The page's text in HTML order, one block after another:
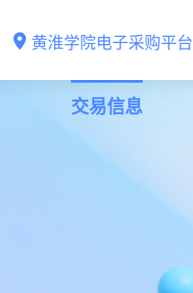
黄淮学院电子采购平台
交易信息